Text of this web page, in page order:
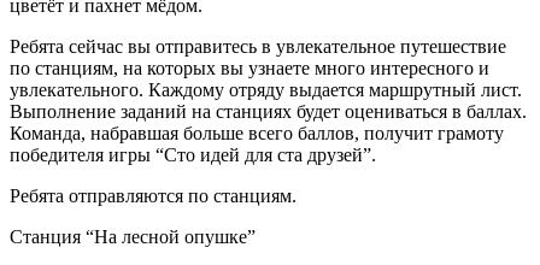
цветёт и пахнет мёдом.
Ребята сейчас вы отправитесь в увлекательное путешествие
по станциям, на которых вы узнаете много интересного и
увлекательного. Каждому отряду выдается маршрутный лист.
Выполнение заданий на станциях будет оцениваться в баллах.
Команда, набравшая больше всего баллов, получит грамоту
победителя игры “Сто идей для ста друзей”.
Ребята отправляются по станциям.
Станция “На лесной опушке”